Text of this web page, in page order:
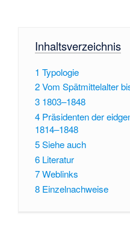
Inhaltsverzeichnis
1 Typologie
2Vom Spätmittelalter
3 1803–1848
4 Präsidenten der
1814–1848
5Siehe auch
6 Literatur
7Weblinks
8 Einzelnachweise